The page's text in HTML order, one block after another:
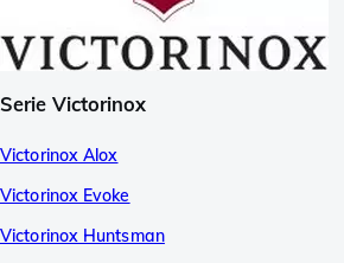
Serie Victorinox
Victorinox Alox
Victorinox Evoke
Victorinox Huntsman